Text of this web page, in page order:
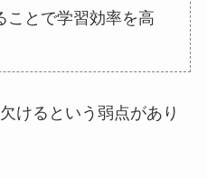
ことで学習効率を高
けるという弱点があり